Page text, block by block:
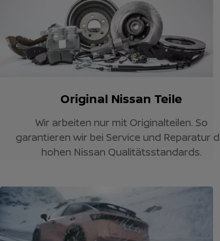
Original Nissan Teile
Wir arbeiten nur mit Originalteilen. So
garantieren wir bei Service und Reparatur
hohen Nissan Qualitätsstandards.